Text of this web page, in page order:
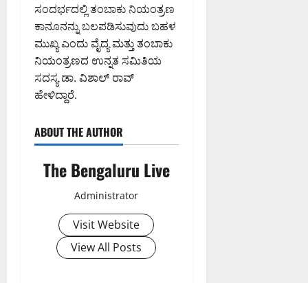
ಸಂದರ್ಭದಲ್ಲಿ ತಂಬಾಕು ನಿಯಂತ್ರಣ
ಕಾನೂನನ್ನು ಬಲಪಡಿಸುವುದು ಬಹಳ
ಮುಖ್ಯ ಎಂದು ವೈದ್ಯ ಮತ್ತು ತಂಬಾಕು
ನಿಯಂತ್ರಣದ ಉನ್ನತ ಸಮಿತಿಯ
ಸದಸ್ಯ ಡಾ. ವಿಶಾಲ್ ರಾವ್
ಹೇಳಿದ್ದಾರೆ.
ABOUT THE AUTHOR
The Bengaluru Live
Administrator
Visit Website
View All Posts